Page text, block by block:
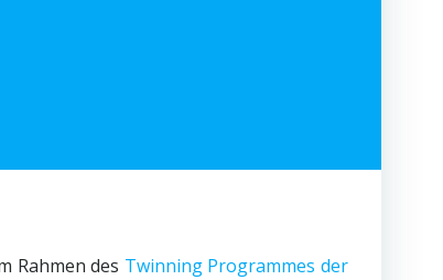
Rahmen des Twinning Programmes der